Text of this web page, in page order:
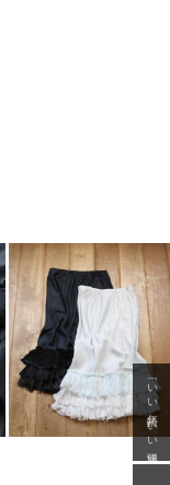
「いい年齢 いい洋服」